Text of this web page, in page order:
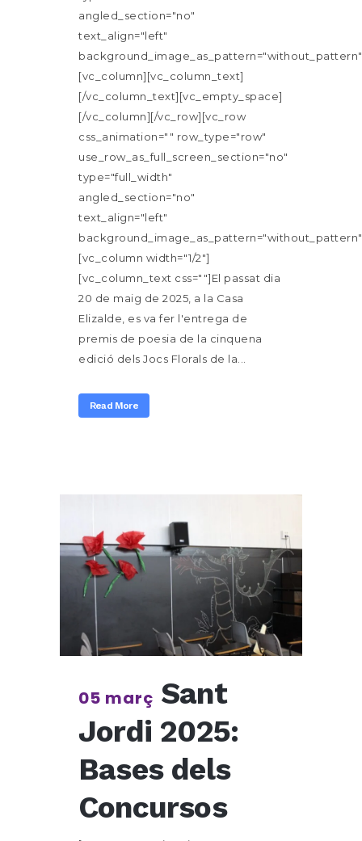
angled_section="no"
text_align="left"
[vc_column][vc_column_text]
[/vc_column_text][vc_empty_space]
[/vc_column][/vc_row][vc_row
css_animation="" row_type="row"
use_row_as_full_screen_section="no"
type="full_width"
angled_section="no"
text_align="left"
[vc_column width="1/2"]
[vc_column_text css=""]El passat dia
20 de maig de 2025, a la Casa
Elizalde, es va fer l'entrega de
premis de poesia de la cinquena
edició dels Jocs Florals de la...
Read More
05 març Sant
Jordi 2025:
Bases dels
Concursos